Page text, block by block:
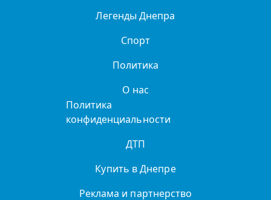
Легенды Днепра
Спорт
Политика
О нас
Политика
конфиденциальности
ДТП
Купить в Днепре
Реклама и партнерство